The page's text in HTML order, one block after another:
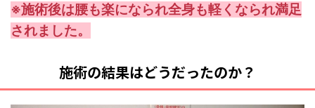
※施術後は腰も楽になられ全身も軽くなられ満足
されました。
施術の結果はどうだったのか？